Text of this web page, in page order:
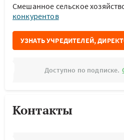
Смешанное сельское
конкурентов
УЗНАТЬ УЧРЕДИТЕЛЕЙ,
Доступно по подписке.
Контакты